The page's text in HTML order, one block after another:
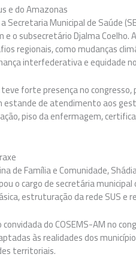
e do Amazonas
Secretaria Municipal de Saúde
e o subsecretário Djalma
regionais, como mudanças
interfederativa e equidade
forte presença no
de atendimento aos
piso da enfermagem,
de Família e Comunidade,
o cargo de secretária
estruturação da rede SUS
do COSEMS-AM no
às realidades dos
territoriais.